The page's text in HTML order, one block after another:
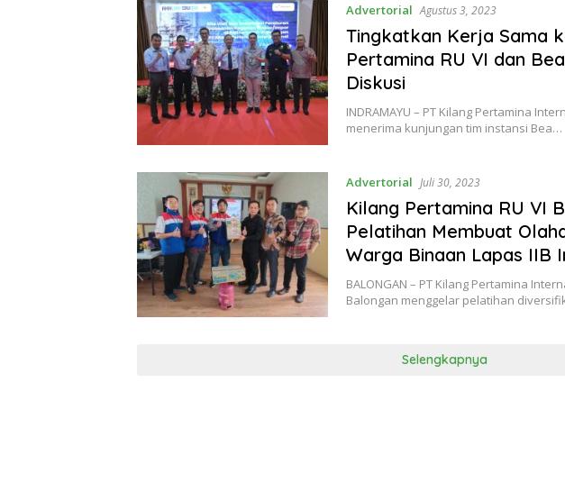
Advertorial Agustus 3, 2023
Tingkatkan Kerja Sama
Pertamina RU VI dan
Diskusi
INDRAMAYU – PT Kilang Pertamina
menerima kunjungan tim instansi Bea…
Advertorial Juli 30, 2023
Kilang Pertamina RU VI
Pelatihan Membuat
Warga Binaan Lapas IIB
BALONGAN – PT Kilang Pertamina
Balongan menggelar pelatihan
Selengkapnya